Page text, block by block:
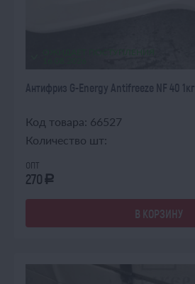
Антифриз G-Energy Antifreeze NF 40 1кг
Код товара: 66527
Количество шт:
опт
270 a
В КОРЗИНУ